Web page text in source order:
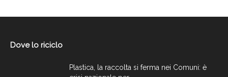
Dove lo riciclo
Plastica, la raccolta si ferma nei Comuni: è